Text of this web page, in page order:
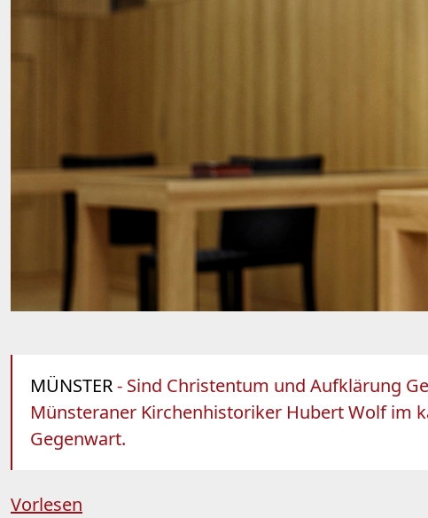
MÜNSTER- Sind Christentum und Aufklärung
Münsteraner Kirchenhistoriker Hubert Wolf im
Gegenwart.
Vorlesen